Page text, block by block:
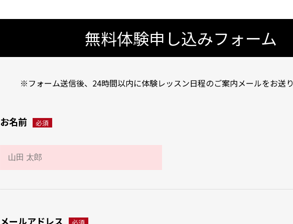
無料体験申し込みフォーム
※フォーム送信後、24時間以内に体験レッスン日程のご案内メールをお送り
お名前 必須
メールアドレス 必須